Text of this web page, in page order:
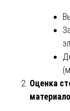
Оценка